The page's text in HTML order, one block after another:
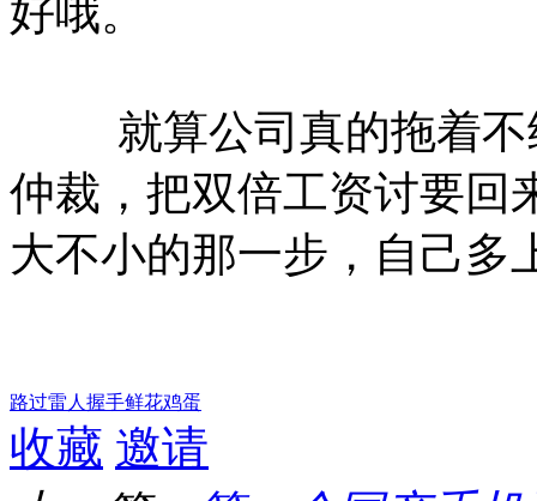
好哦。
就算公司真的拖着不
仲裁，把双倍工资讨要回
大不小的那一步，自己多
路过雷人 握手鲜花鸡蛋
收藏 邀请